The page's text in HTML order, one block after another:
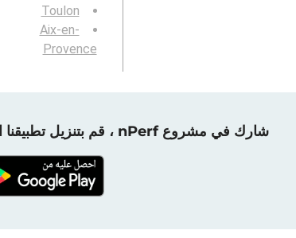
Toulon
Aix-en-
Provence
شارك في مشروع nPerf ، قم بتنزيل تطبيقنا الآن!